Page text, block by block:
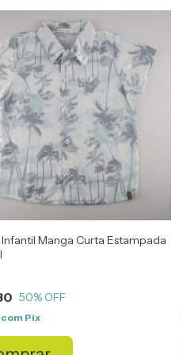
Manga Curta Estampada
50% OFF
com Pix